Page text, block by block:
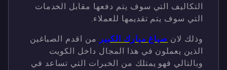
التكاليف التي سوف يتم دفعها مقابل الخدمات
التي سوف يتم تقديمها للعملاء.
وذلك لان صباغ مبارك الكبير من اقدم الصباغين
الذين يعملون في هذا المجال داخل الكويت
وبالتالي فهو يمتلك من الخبرات التي تساعد في